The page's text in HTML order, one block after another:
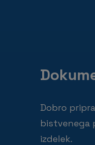
Dobro
bistvenega
izdelek.